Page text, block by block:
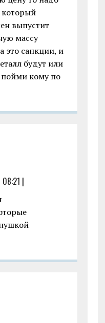
который
выпустит
массу
это санкции, и
будут или
кому по
|